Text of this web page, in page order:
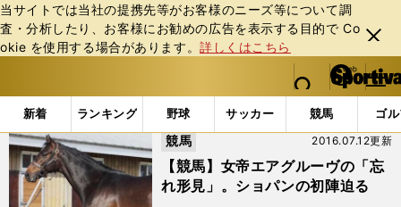
当サイトでは当社の提携先等がお客様のニーズ等について調
査・分析したり、お客様にお勧めの広告を表⽰する⽬的で Co
okie を使⽤する場合があります。詳しくはこちら
閉じ
る
web Sportiva (webスポルティーバ)
検索
マイペ
ー
ジ
メニュ
新着 ランキング 野球 サッカー 競馬 ゴ
b
ス
ポ
ル
テ
ィ
「#ショパン」の最新ニュース・ 情報
【競馬】女帝エアグルーヴの「忘
れ形見」。ショパンの初陣迫る
2016.07.12更新
競馬